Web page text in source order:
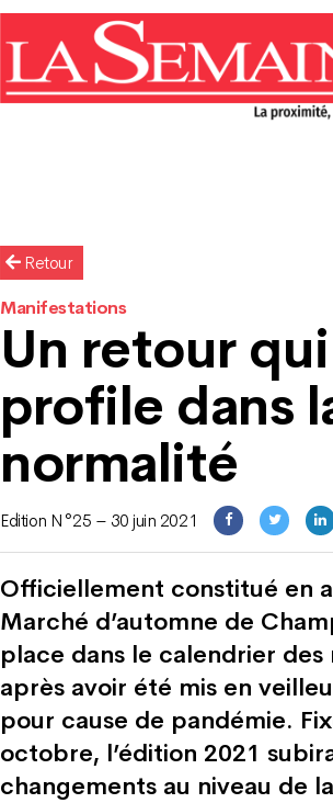
Retour
Manifestations
Un retour
profile dans
normalité
Edition N°25 – 30 juin 2021
Officiellement constitué en
Marché d’automne de
place dans le calendrier
après avoir été mis en
pour cause de pandémie.
octobre, l’édition 2021
changements au niveau de